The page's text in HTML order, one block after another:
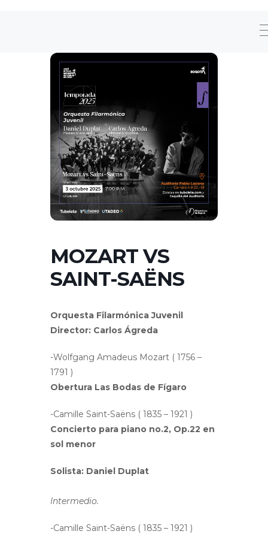
MOZART VS
SAINT-SAËNS
Orquesta Filarmónica Juvenil
Director: Carlos Ágreda
-Wolfgang Amadeus Mozart ( 1756 –
1791 )
Obertura Las Bodas de Fígaro
-Camille Saint-Saëns ( 1835 – 1921 )
Concierto para piano no.2, Op.22 en
sol menor
Solista: Daniel Duplat
Intermedio.
-Camille Saint-Saëns ( 1835 – 1921 )